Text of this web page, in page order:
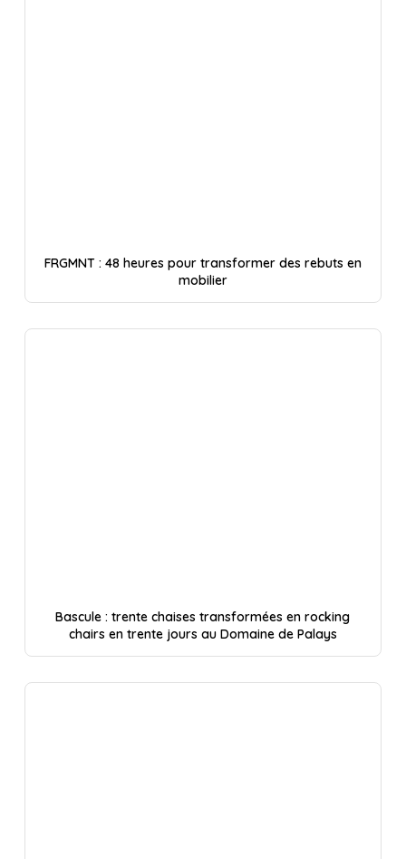
FRGMNT : 48 heures pour transformer des rebuts en
mobilier
Bascule : trente chaises transformées en rocking
chairs en trente jours au Domaine de Palays